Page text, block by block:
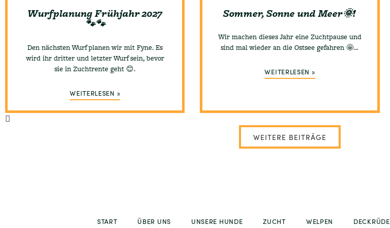
Wurfplanung Frühjahr 2027
🐾🐾
Den nächsten Wurf planen wir mit Fyne. Es
wird ihr dritter und letzter Wurf sein, bevor
sie in Zuchtrente geht 😊.
WEITERLESEN »
Sommer, Sonne und Meer🌞!
Wir machen dieses Jahr eine Zuchtpause und
sind mal wieder an die Ostsee gefahren 🤩…
WEITERLESEN »
WEITERE BEITRÄGE
START ÜBER UNS UNSERE HUNDE ZUCHT WELPEN DECKRÜDE